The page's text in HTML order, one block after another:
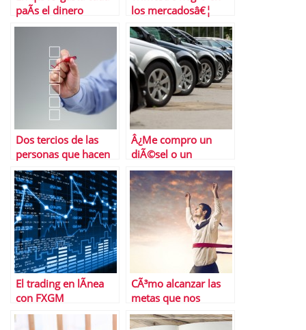
paÃ­s el dinero
los mercadosâ€¦
Â¿se ha salvado
alguna inversiÃ³n de
las pÃ©rdidas? Y tÃº,
Â¿cuÃ¡nto has
perdido?
Dos tercios de las
personas que hacen
este test no lo
superanâ€¦ Â¿Y tÃº?
Â¿Me compro un
diÃ©sel o un
gasolina?
El trading en lÃ­nea
con FXGM
CÃ³mo alcanzar las
metas que nos
proponemos